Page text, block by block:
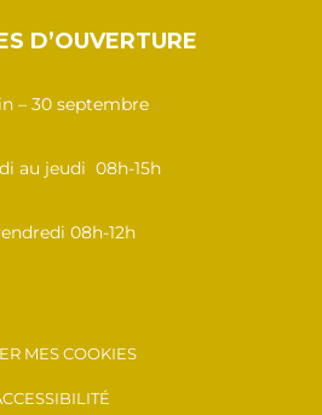
D’OUVERTURE
– 30 septembre
au jeudi 08h-15h
08h-12h
MES COOKIES